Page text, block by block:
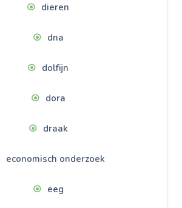
dieren
dna
dolfijn
dora
draak
economisch onderzoek
eeg